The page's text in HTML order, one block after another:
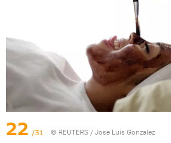
22 /31 © REUTERS / Jose Luis Gonzalez